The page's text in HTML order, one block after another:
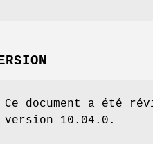
Ce document a été
version 10.04.0.